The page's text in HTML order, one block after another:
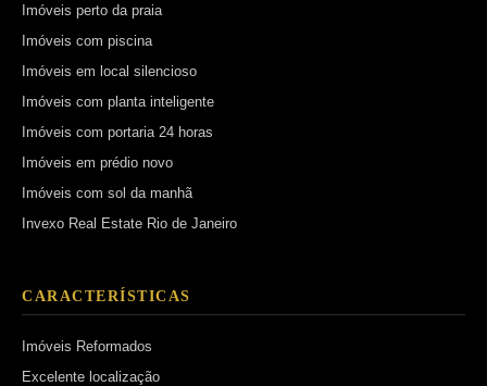
Imóveis perto da praia
Imóveis com piscina
Imóveis em local silencioso
Imóveis com planta inteligente
Imóveis com portaria 24 horas
Imóveis em prédio novo
Imóveis com sol da manhã
Invexo Real Estate Rio de Janeiro
CARACTERÍSTICAS
Imóveis Reformados
Excelente localização